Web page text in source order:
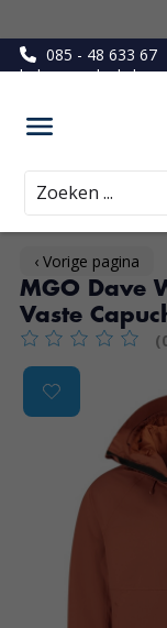
085 - 48 633 67
ledenvoordeel.nl
Zoeken
‹ Vorige pagina
MGO Dave
Vaste
De beoordeling
Product image